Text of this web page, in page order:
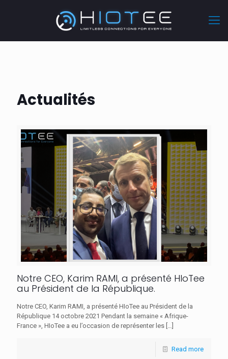
Actualités
Notre CEO, Karim RAMI, a présenté HIoTee
au Président de la République.
Notre CEO, Karim RAMI, a présenté HIoTee au Président de la
République 14 octobre 2021 Pendant la semaine « Afrique-
France », HIoTee a eu l’occasion de représenter les […]
Read more